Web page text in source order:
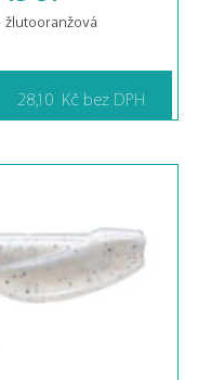
žlutooranžová
28,10 Kč bez DPH